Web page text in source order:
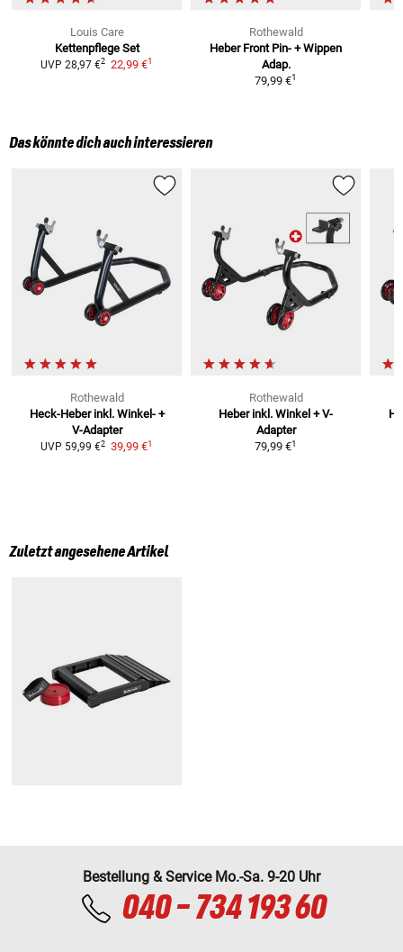
Louis Care
Kettenpflege Set
UVP 28,97 €2 22,99 €1
Rothewald
Heber Front Pin- + Wippen
Adap.
79,99 €1
Das könnte dich auch interessieren
Rothewald
Heck-Heber inkl. Winkel- +
V-Adapter
UVP 59,99 €2 39,99 €1
Rothewald
Heber inkl. Winkel + V-
Adapter
79,99 €1
Zuletzt angesehene Artikel
Bestellung & Service Mo.-Sa. 9-20 Uhr
040 - 734 193 60